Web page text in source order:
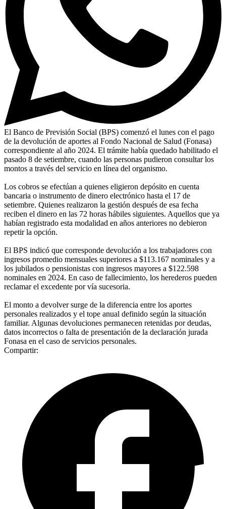
El Banco de Previsión Social (BPS) comenzó el lunes con el pago
de la devolución de aportes al Fondo Nacional de Salud (Fonasa)
correspondiente al año 2024. El trámite había quedado habilitado el
pasado 8 de setiembre, cuando las personas pudieron consultar los
montos a través del servicio en línea del organismo.
Los cobros se efectúan a quienes eligieron depósito en cuenta
bancaria o instrumento de dinero electrónico hasta el 17 de
setiembre. Quienes realizaron la gestión después de esa fecha
reciben el dinero en las 72 horas hábiles siguientes. Aquellos que ya
habían registrado esta modalidad en años anteriores no debieron
repetir la opción.
El BPS indicó que corresponde devolución a los trabajadores con
ingresos promedio mensuales superiores a $113.167 nominales y a
los jubilados o pensionistas con ingresos mayores a $122.598
nominales en 2024. En caso de fallecimiento, los herederos pueden
reclamar el excedente por vía sucesoria.
El monto a devolver surge de la diferencia entre los aportes
personales realizados y el tope anual definido según la situación
familiar. Algunas devoluciones permanecen retenidas por deudas,
datos incorrectos o falta de presentación de la declaración jurada
Fonasa en el caso de servicios personales.
Compartir: